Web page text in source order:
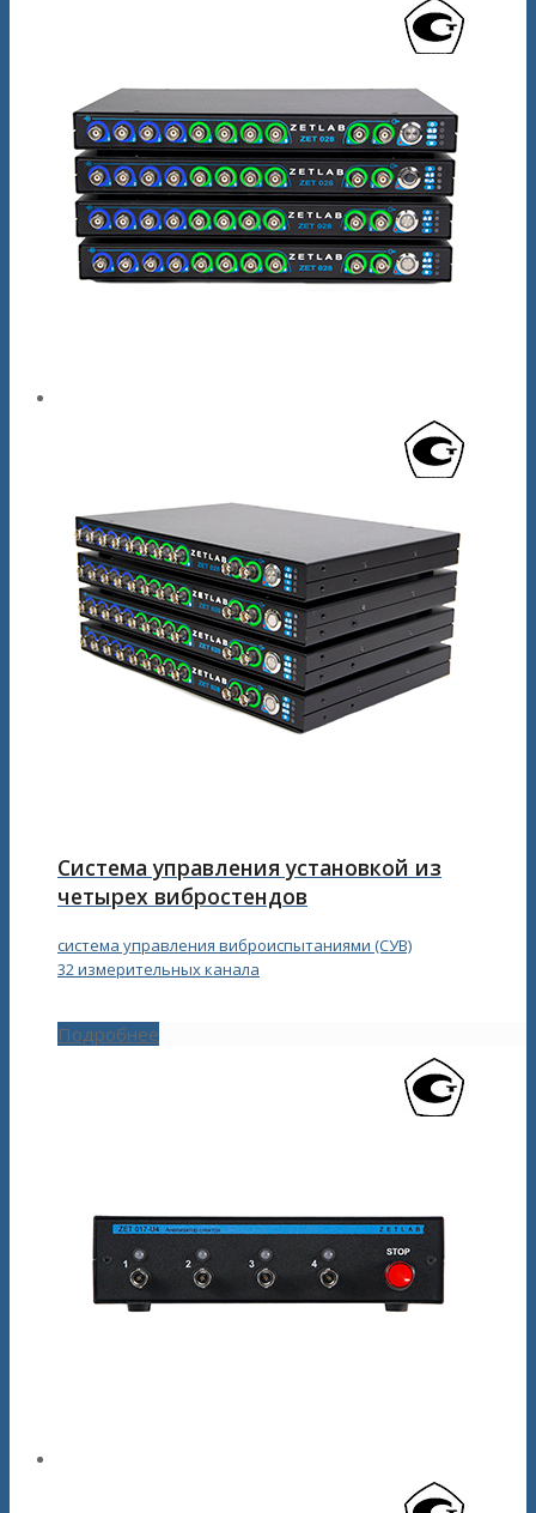
Система управления установкой из
четырех вибростендов
система управления виброиспытаниями (СУВ)
32 измерительных канала
Подробнее